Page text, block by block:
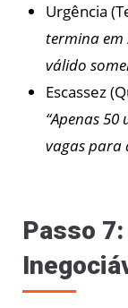
Urgência
termina em
válido
Escassez
“Apenas 50
vagas para
Passo 7: